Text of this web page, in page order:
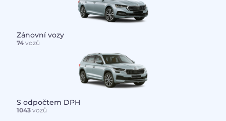
Zánovní vozy
74vozů
S odpočtem DPH
1043vozů